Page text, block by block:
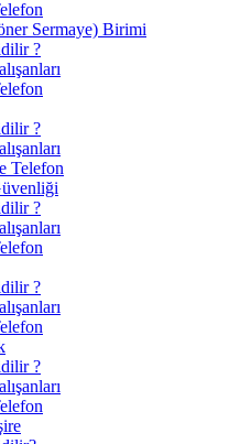
Sermaye) Birimi
?
?
Telefon
?
?
?